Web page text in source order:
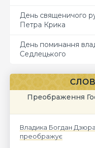
День священичого
Петра Крика
День поминання
Седлецького
Преображення
Владика Богдан
преображує